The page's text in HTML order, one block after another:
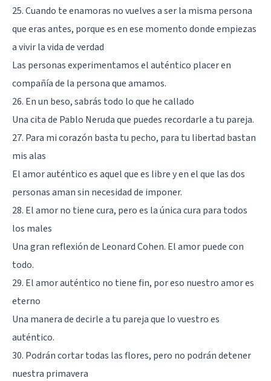
25. Cuando te enamoras no vuelves a ser la misma persona
que eras antes, porque es en ese momento donde empiezas
a vivir la vida de verdad
Las personas experimentamos el auténtico placer en
compañía de la persona que amamos.
26. En un beso, sabrás todo lo que he callado
Una cita de Pablo Neruda que puedes recordarle a tu pareja.
27. Para mi corazón basta tu pecho, para tu libertad bastan
mis alas
El amor auténtico es aquel que es libre y en el que las dos
personas aman sin necesidad de imponer.
28. El amor no tiene cura, pero es la única cura para todos
los males
Una gran reflexión de Leonard Cohen. El amor puede con
todo.
29. El amor auténtico no tiene fin, por eso nuestro amor es
eterno
Una manera de decirle a tu pareja que lo vuestro es
auténtico.
30. Podrán cortar todas las flores, pero no podrán detener
nuestra primavera